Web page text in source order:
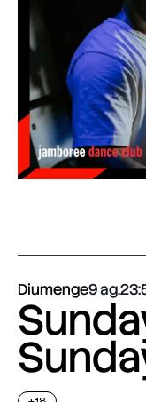
Diumenge9 ag.